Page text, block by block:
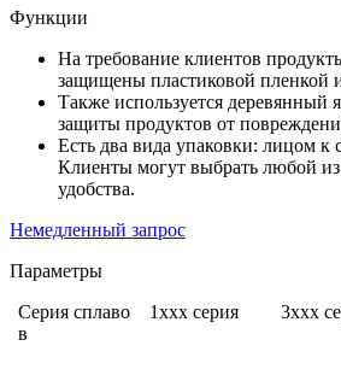
Функции
На требование клиентов
защищены пластиковой пленкой
Также используется деревянный
защиты продуктов от
Есть два вида упаковки: лицом к
Клиенты могут выбрать любой из
удобства.
Немедленный запрос
Параметры
Серия сплаво
в
1xxx серия 3xxx